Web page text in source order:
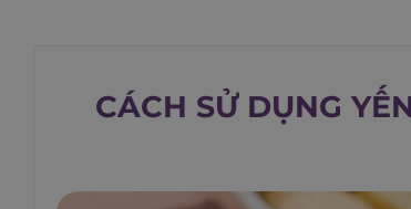
CÁCH SỬ DỤNG